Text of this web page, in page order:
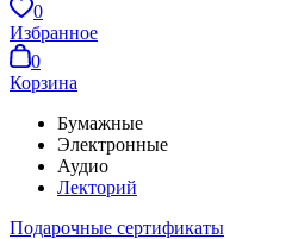
0
Избранное
0
Корзина
Бумажные
Электронные
Аудио
Лекторий
Подарочные сертификаты